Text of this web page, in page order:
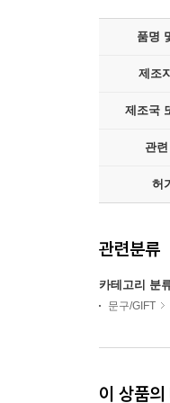
품명
제조
제조국
관련
허
관련분류
카테고리 분
문구/GIFT
이 상품의